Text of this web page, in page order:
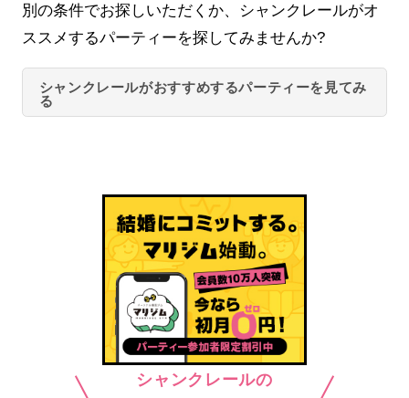
別の条件でお探しいただくか、シャンクレールがオ
ススメするパーティーを探してみませんか?
シャンクレールがおすすめするパーティーを見てみ
る
シャンクレールの